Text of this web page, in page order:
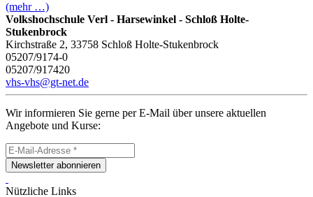
(mehr …)
Volkshochschule Verl - Harsewinkel - Schloß Holte-
Stukenbrock
Kirchstraße 2, 33758 Schloß Holte-Stukenbrock
05207/9174-0
05207/917420
vhs-vhs@gt-net.de
Wir informieren Sie gerne per E-Mail über unsere aktuellen
Angebote und Kurse:
Newsletter abonnieren
Nützliche Links